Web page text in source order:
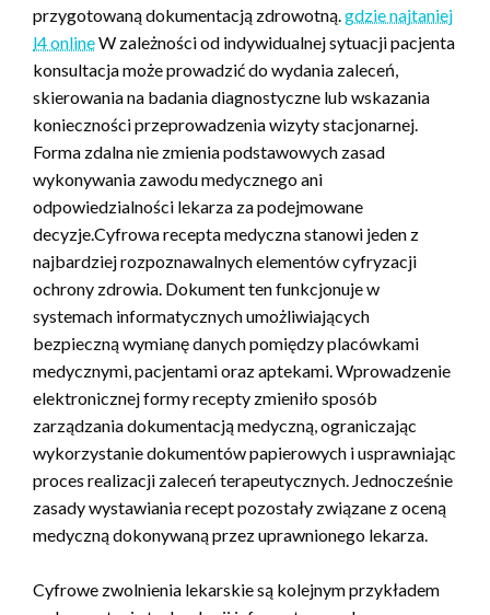
przygotowaną dokumentacją zdrowotną.gdzie najtaniej
l4 onlineW zależności od indywidualnej sytuacji pacjenta
konsultacja może prowadzić do wydania zaleceń,
skierowania na badania diagnostyczne lub wskazania
konieczności przeprowadzenia wizyty stacjonarnej.
Forma zdalna nie zmienia podstawowych zasad
wykonywania zawodu medycznego ani
odpowiedzialności lekarza za podejmowane
decyzje.Cyfrowa recepta medyczna stanowi jeden z
najbardziej rozpoznawalnych elementów cyfryzacji
ochrony zdrowia. Dokument ten funkcjonuje w
systemach informatycznych umożliwiających
bezpieczną wymianę danych pomiędzy placówkami
medycznymi, pacjentami oraz aptekami. Wprowadzenie
elektronicznej formy recepty zmieniło sposób
zarządzania dokumentacją medyczną, ograniczając
wykorzystanie dokumentów papierowych i usprawniając
proces realizacji zaleceń terapeutycznych. Jednocześnie
zasady wystawiania recept pozostały związane z oceną
medyczną dokonywaną przez uprawnionego lekarza.
Cyfrowe zwolnienia lekarskie są kolejnym przykładem